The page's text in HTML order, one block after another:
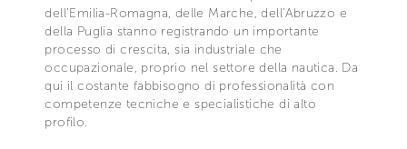
dell’Emilia-Romagna, delle Marche, dell’Abruzzo e
della Puglia stanno registrando un importante
processo di crescita, sia industriale che
occupazionale, proprio nel settore della nautica. Da
qui il costante fabbisogno di professionalità con
competenze tecniche e specialistiche di alto
profilo.